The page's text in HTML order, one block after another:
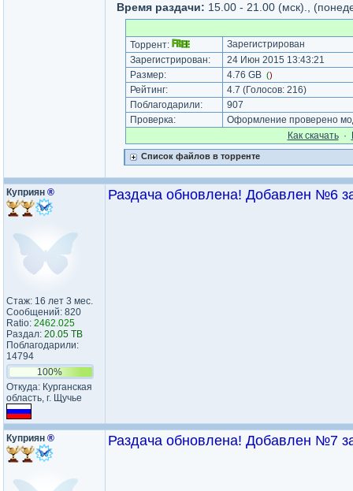
Время раздачи: 15.00 - 21.00 (мск).,
Торрент:
Зарегистрирован
Зарегистрирован:
24 Июн 2015 13:43:21
Размер:
4.76 GB ()
Рейтинг: 4.7 (Голосов: 216)
Поблагодарили:
907
Проверка:
Оформление проверено
Как cкачать·
Список файлов в торренте
Куприян ®
Стаж: 16 лет 3 мес.
Сообщений: 820
Ratio: 2462.025
Раздал: 20.05 TB
Поблагодарили:
14794
100%
Откуда: Курганская
область, г. Щучье
Раздача обновлена! Добавлен №6
Куприян ® Раздача обновлена! Добавлен №7